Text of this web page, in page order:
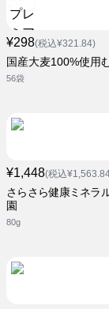
¥298(税込¥321.84)
国産大麦100%使用
56袋
¥1,448(税込
さらさら健康ミネラ
園
80g